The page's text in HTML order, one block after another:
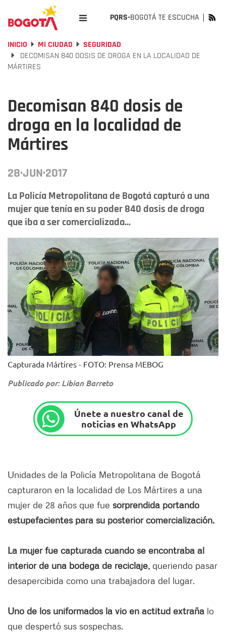
PQRS-BOGOTÁ TE ESCUCHA
INICIO MI CIUDAD
SEGURIDAD
DECOMISAN 840 DOSIS DE DROGA EN LA LOCALIDAD DE
MÁRTIRES
Decomisan 840 dosis de
droga en la localidad de
Mártires
28·JUN·2017
La Policía Metropolitana de Bogotá capturó a una
mujer que tenía en su poder 840 dosis de droga
que iba a ser comercializada...
Capturada Mártires - FOTO: Prensa MEBOG
Publicado por: Libian Barreto
Únete a nuestro canal de
noticias en WhatsApp
Unidades de la Policía Metropolitana de Bogotá
capturaron en la localidad de Los Mártires a una
mujer de 28 años que fue sorprendida portando
estupefacientes para su posterior comercialización.
La mujer fue capturada cuando se encontraba al
interior de una bodega de reciclaje, queriendo pasar
desapercibida como una trabajadora del lugar.
Uno de los uniformados la vio en actitud extraña lo
que despertó sus sospechas.